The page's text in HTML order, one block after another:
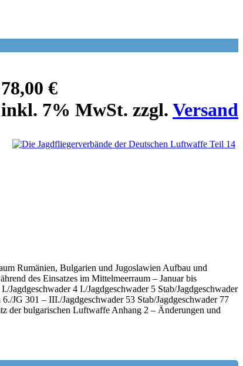
78,00 €
inkl. 7% MwSt. zzgl. Versand
Rumänien, Bulgarien und Jugoslawien Aufbau und
des Einsatzes im Mittelmeerraum – Januar bis
4 I./Jagdgeschwader 5 Stab/Jagdgeschwader
JG 301 – III./Jagdgeschwader 53 Stab/Jagdgeschwader 77
der bulgarischen Luftwaffe Anhang 2 – Änderungen und